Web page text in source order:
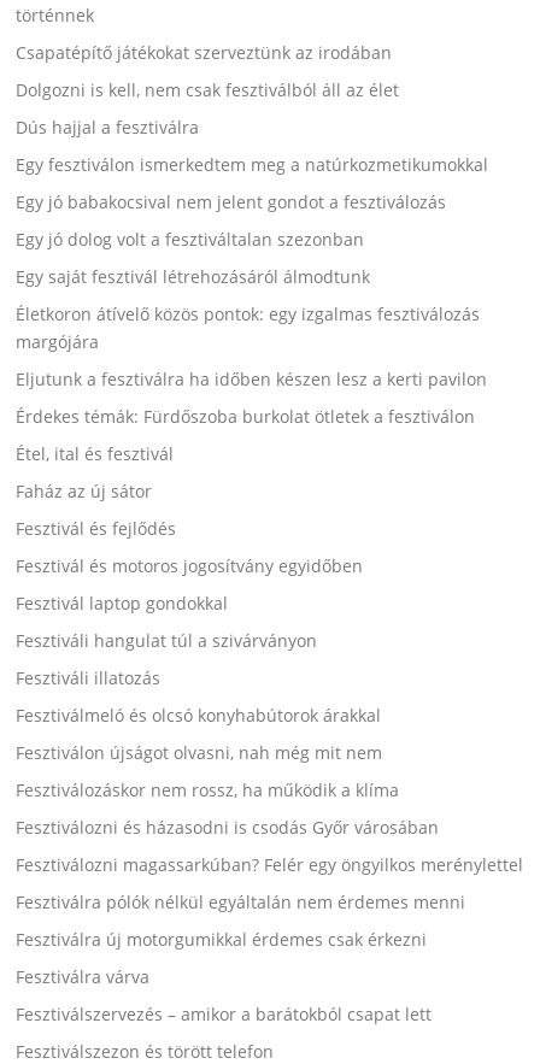
történnek
Csapatépítő játékokat szerveztünk az irodában
Dolgozni is kell, nem csak fesztiválból áll az élet
Dús hajjal a fesztiválra
Egy fesztiválon ismerkedtem meg a natúrkozmetikumokkal
Egy jó babakocsival nem jelent gondot a fesztiválozás
Egy jó dolog volt a fesztiváltalan szezonban
Egy saját fesztivál létrehozásáról álmodtunk
Életkoron átívelő közös pontok: egy izgalmas fesztiválozás
margójára
Eljutunk a fesztiválra ha időben készen lesz a kerti pavilon
Érdekes témák: Fürdőszoba burkolat ötletek a fesztiválon
Étel, ital és fesztivál
Faház az új sátor
Fesztivál és fejlődés
Fesztivál és motoros jogosítvány egyidőben
Fesztivál laptop gondokkal
Fesztiváli hangulat túl a szivárványon
Fesztiváli illatozás
Fesztiválmeló és olcsó konyhabútorok árakkal
Fesztiválon újságot olvasni, nah még mit nem
Fesztiválozáskor nem rossz, ha működik a klíma
Fesztiválozni és házasodni is csodás Győr városában
Fesztiválozni magassarkúban? Felér egy öngyilkos merénylettel
Fesztiválra pólók nélkül egyáltalán nem érdemes menni
Fesztiválra új motorgumikkal érdemes csak érkezni
Fesztiválra várva
Fesztiválszervezés – amikor a barátokból csapat lett
Fesztiválszezon és törött telefon